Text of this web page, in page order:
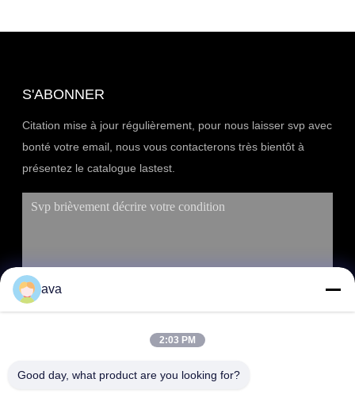
S'ABONNER
Citation mise à jour régulièrement, pour nous laisser svp avec
bonté votre email, nous vous contacterons très bientôt à
présentez le catalogue lastest.
ava
2:03 PM
Good day, what product are you looking for?